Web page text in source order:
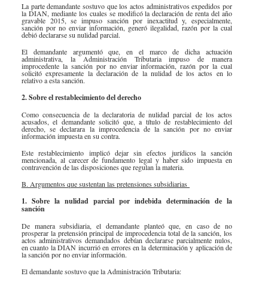
La parte demandante sostuvo que los actos administrativos expedidos por
la DIAN, mediante los cuales se modificó la declaración de renta del año
gravable 2015, se impuso sanción por inexactitud y, especialmente,
sanción por no enviar información, generó ilegalidad, razón por la cual
debió declararse su nulidad parcial.
El demandante argumentó que, en el marco de dicha actuación
administrativa, la Administración Tributaria impuso de manera
improcedente la sanción por no enviar información, razón por la cual
solicitó expresamente la declaración de la nulidad de los actos en lo
relativo a esta sanción.
2. Sobre el restablecimiento del derecho
Como consecuencia de la declaratoria de nulidad parcial de los actos
acusados, el demandante solicitó que, a título de restablecimiento del
derecho, se declarara la improcedencia de la sanción por no enviar
información impuesta en su contra.
Este restablecimiento implicó dejar sin efectos jurídicos la sanción
mencionada, al carecer de fundamento legal y haber sido impuesta en
contravención de las disposiciones que regulan la materia.
B. Argumentos que sustentan las pretensiones subsidiarias
1. Sobre la nulidad parcial por indebida determinación de la
sanción
De manera subsidiaria, el demandante planteó que, en caso de no
prosperar la pretensión principal de improcedencia total de la sanción, los
actos administrativos demandados debían declararse parcialmente nulos,
en cuanto la DIAN incurrió en errores en la determinación y aplicación de
la sanción por no enviar información.
El demandante sostuvo que la Administración Tributaria: